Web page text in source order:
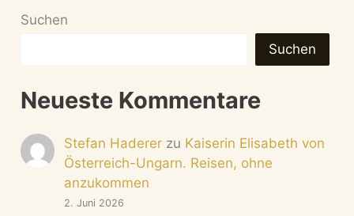
Suchen
Suchen
Neueste Kommentare
Stefan Haderer zu Kaiserin Elisabeth von
Österreich-Ungarn. Reisen, ohne
anzukommen
2. Juni 2026